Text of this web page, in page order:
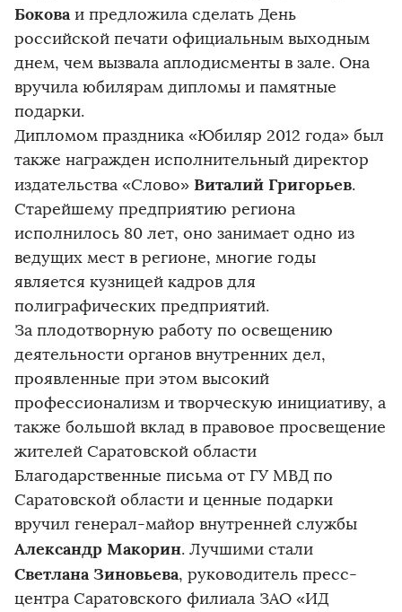
Боковаи предложила сделать День
российской печати официальным выходным
днем, чем вызвала аплодисменты в зале. Она
вручила юбилярам дипломы и памятные
подарки.
Дипломом праздника «Юбиляр 2012 года» был
также награжден исполнительный директор
издательства «Слово» Виталий Григорьев.
Старейшему предприятию региона
исполнилось 80 лет, оно занимает одно из
ведущих мест в регионе, многие годы
является кузницей кадров для
полиграфических предприятий.
За плодотворную работу по освещению
деятельности органов внутренних дел,
проявленные при этом высокий
профессионализм и творческую инициативу, а
также большой вклад в правовое просвещение
жителей Саратовской области
Благодарственные письма от ГУ МВД по
Саратовской области и ценные подарки
вручил генерал-майор внутренней службы
Александр Макорин. Лучшими стали
Светлана Зиновьева, руководитель пресс-
центра Саратовского филиала ЗАО «ИД